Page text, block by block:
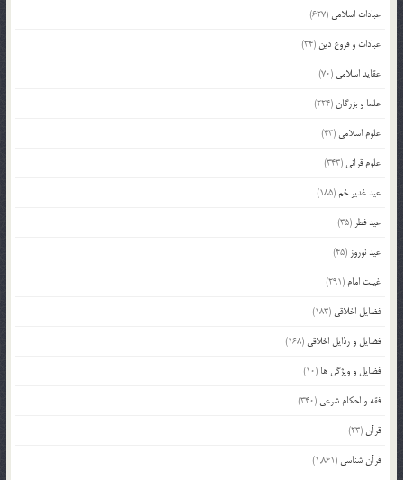
عبادات اسلامی (627)
عبادات و فروع دین (34)
عقاید اسلامی (70)
علما و بزرگان(224)
علوم اسلامی (43)
علوم قرآنی (343)
عید غدیر خم(185)
عید فطر (35)
عید نوروز (45)
غیبت امام (291)
فضایل اخلاقی (183)
فضایل و رذایل اخلاقی (168)
فضایل و ویژگی ها (10)
فقه و احکام شرعی (340)
قرآن(23)
قرآن شناسی (1,861)